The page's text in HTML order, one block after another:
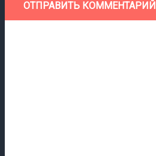
ОТПРАВИТЬ КОММЕНТАРИЙ